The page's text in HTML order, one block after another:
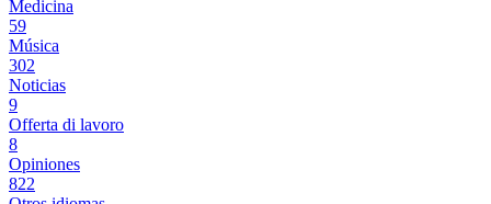
Medicina
59
Música
302
Noticias
9
Offerta di lavoro
8
Opiniones
822